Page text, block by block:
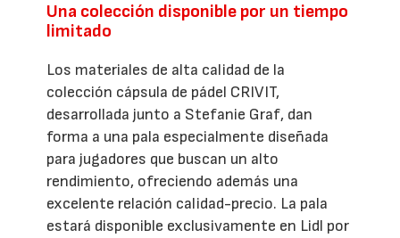
Una colección disponible por un tiempo
limitado
Los materiales de alta calidad de la
colección cápsula de pádel CRIVIT,
desarrollada junto a Stefanie Graf, dan
forma a una pala especialmente diseñada
para jugadores que buscan un alto
rendimiento, ofreciendo además una
excelente relación calidad-precio. La pala
estará disponible exclusivamente en Lidl por